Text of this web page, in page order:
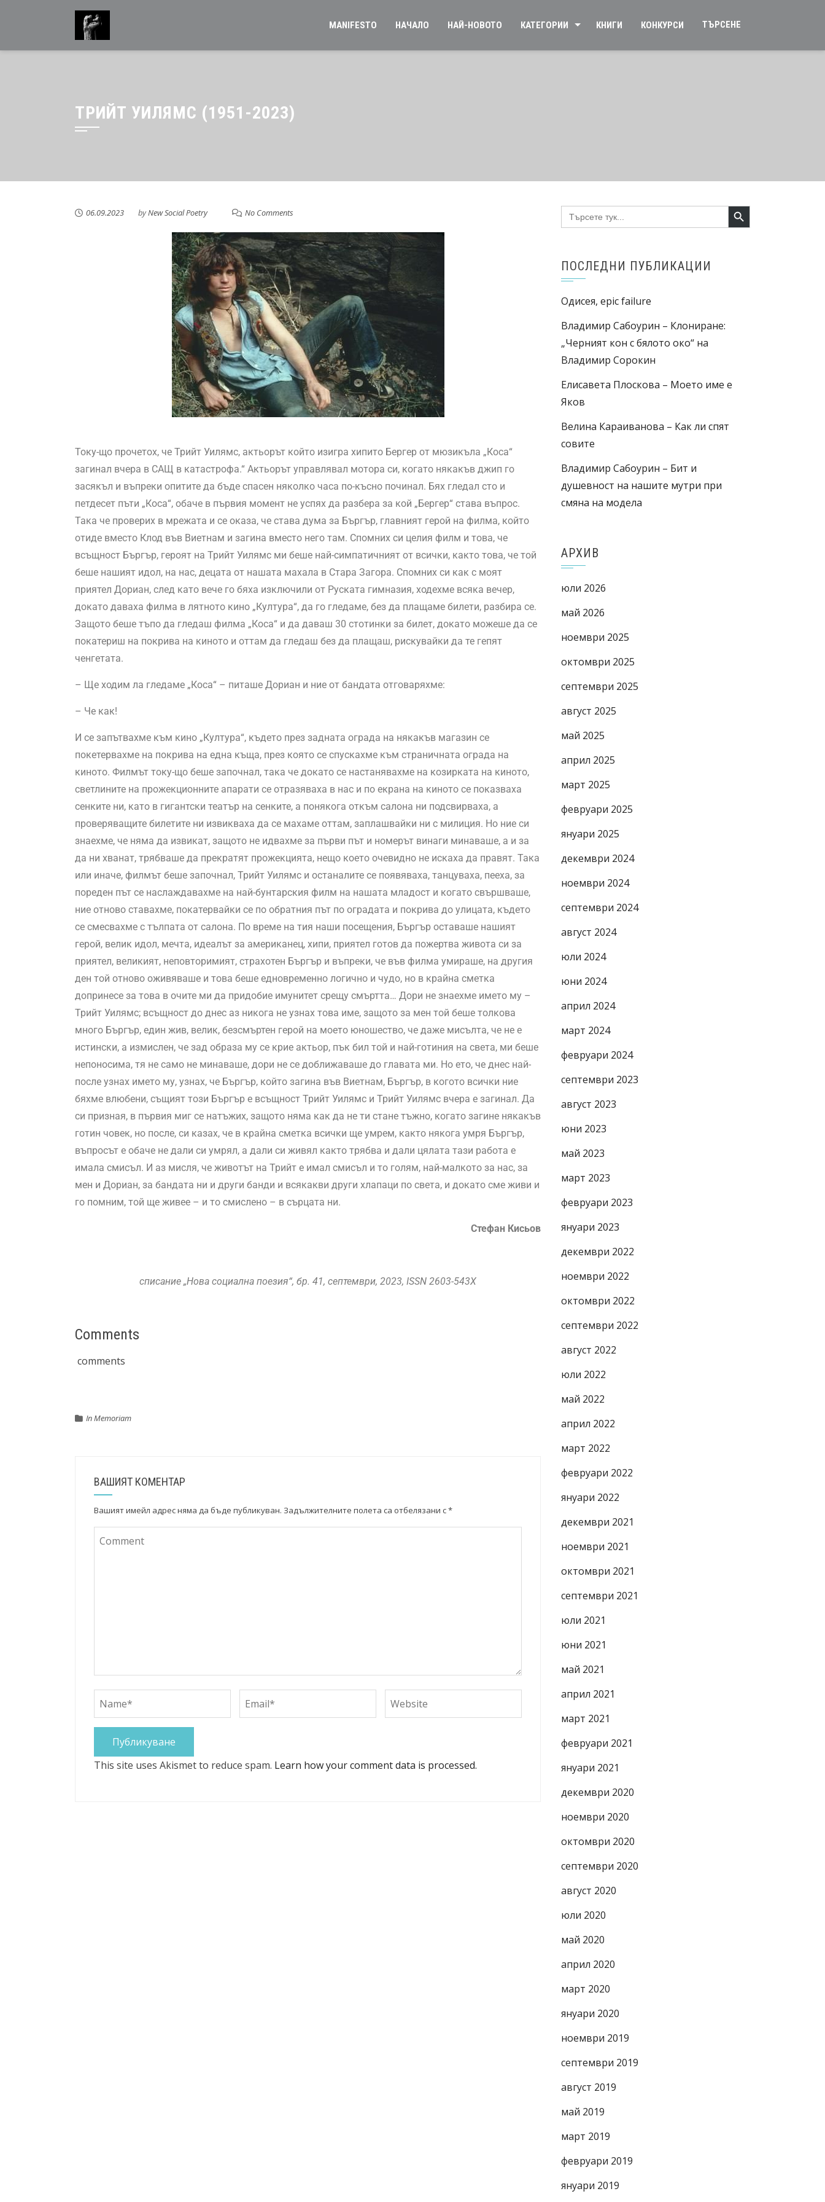
MANIFESTO НАЧАЛО НАЙ-НОВОТО КАТЕГОРИИ КНИГИ КОНКУРСИ ТЪРСЕНЕ
ТРИЙТ УИЛЯМС (1951-2023)
06.09.2023 byNew Social Poetry No Comments
Току-що прочетох, че Трийт Уилямс, актьорът който изигра хипито Бергер от мюзикъла „Коса“
загинал вчера в САЩ в катастрофа.“ Актьорът управлявал мотора си, когато някакъв джип го
засякъл и въпреки опитите да бъде спасен няколко часа по-късно починал. Бях гледал сто и
петдесет пъти „Коса“, обаче в първия момент не успях да разбера за кой „Бергер“ става въпрос.
Така че проверих в мрежата и се оказа, че става дума за Бъргър, главният герой на филма, който
отиде вместо Клод във Виетнам и загина вместо него там. Спомних си целия филм и това, че
всъщност Бъргър, героят на Трийт Уилямс ми беше най-симпатичният от всички, както това, че той
беше нашият идол, на нас, децата от нашата махала в Стара Загора. Спомних си как с моят
приятел Дориан, след като вече го бяха изключили от Руската гимназия, ходехме всяка вечер,
докато даваха филма в лятното кино „Култура“, да го гледаме, без да плащаме билети, разбира се.
Защото беше тъпо да гледаш филма „Коса“ и да даваш 30 стотинки за билет, докато можеше да се
покатериш на покрива на киното и оттам да гледаш без да плащаш, рискувайки да те гепят
ченгетата.
– Ще ходим ла гледаме „Коса“ – питаше Дориан и ние от бандата отговаряхме:
– Че как!
И се запътвахме към кино „Култура“, където през задната ограда на някакъв магазин се
покетервахме на покрива на една къща, през която се спускахме към страничната ограда на
киното. Филмът току-що беше започнал, така че докато се настанявахме на козирката на киното,
светлините на прожекционните апарати се отразяваха в нас и по екрана на киното се показваха
сенките ни, като в гигантски театър на сенките, а понякога откъм салона ни подсвирваха, а
проверяващите билетите ни извикваха да се махаме оттам, заплашвайки ни с милиция. Но ние си
знаехме, че няма да извикат, защото не идвахме за първи път и номерът винаги минаваше, а и за
да ни хванат, трябваше да прекратят прожекцията, нещо което очевидно не искаха да правят. Така
или иначе, филмът беше започнал, Трийт Уилямс и останалите се появяваха, танцуваха, пееха, за
пореден път се наслаждавахме на най-бунтарския филм на нашата младост и когато свършваше,
ние отново ставахме, покатервайки се по обратния път по оградата и покрива до улицата, където
се смесвахме с тълпата от салона. По време на тия наши посещения, Бъргър оставаше нашият
герой, велик идол, мечта, идеалът за американец, хипи, приятел готов да пожертва живота си за
приятел, великият, неповторимият, страхотен Бъргър и въпреки, че във филма умираше, на другия
ден той отново оживяваше и това беше едновременно логично и чудо, но в крайна сметка
допринесе за това в очите ми да придобие имунитет срещу смъртта… Дори не знаехме името му –
Трийт Уилямс; всъщност до днес аз никога не узнах това име, защото за мен той беше толкова
много Бъргър, един жив, велик, безсмъртен герой на моето юношество, че даже мисълта, че не е
истински, а измислен, че зад образа му се крие актьор, пък бил той и най-готиния на света, ми беше
непоносима, тя не само не минаваше, дори не се доближаваше до главата ми. Но ето, че днес най-
после узнах името му, узнах, че Бъргър, който загина във Виетнам, Бъргър, в когото всички ние
бяхме влюбени, същият този Бъргър е всъщност Трийт Уилямс и Трийт Уилямс вчера е загинал. Да
си призная, в първия миг се натъжих, защото няма как да не ти стане тъжно, когато загине някакъв
готин човек, но после, си казах, че в крайна сметка всички ще умрем, както някога умря Бъргър,
въпросът е обаче не дали си умрял, а дали си живял както трябва и дали цялата тази работа е
имала смисъл. И аз мисля, че животът на Трийт е имал смисъл и то голям, най-малкото за нас, за
мен и Дориан, за бандата ни и други банди и всякакви други хлапаци по света, и докато сме живи и
го помним, той ще живее – и то смислено – в сърцата ни.
Стефан Кисьов
списание „Нова социална поезия“, бр. 41, септември, 2023, ISSN 2603-543X
Comments
comments
In Memoriam
ВАШИЯТ КОМЕНТАР
Вашият имейл адрес няма да бъде публикуван. Задължителните полета са отбелязани с*
This site uses Akismet to reduce spam. Learn how your comment data is processed.
Search
for:
Search Button
ПОСЛЕДНИ ПУБЛИКАЦИИ
Одисея, epic failure
Владимир Сабоурин – Клониране:
„Черният кон с бялото око“ на
Владимир Сорокин
Елисавета Плоскова – Моето име е
Яков
Велина Караиванова – Как ли спят
совите
Владимир Сабоурин – Бит и
душевност на нашите мутри при
смяна на модела
АРХИВ
юли 2026
май 2026
ноември 2025
октомври 2025
септември 2025
август 2025
май 2025
април 2025
март 2025
февруари 2025
януари 2025
декември 2024
ноември 2024
септември 2024
август 2024
юли 2024
юни 2024
април 2024
март 2024
февруари 2024
септември 2023
август 2023
юни 2023
май 2023
март 2023
февруари 2023
януари 2023
декември 2022
ноември 2022
октомври 2022
септември 2022
август 2022
юли 2022
май 2022
април 2022
март 2022
февруари 2022
януари 2022
декември 2021
ноември 2021
октомври 2021
септември 2021
юли 2021
юни 2021
май 2021
април 2021
март 2021
февруари 2021
януари 2021
декември 2020
ноември 2020
октомври 2020
септември 2020
август 2020
юли 2020
май 2020
април 2020
март 2020
януари 2020
ноември 2019
септември 2019
август 2019
май 2019
март 2019
февруари 2019
януари 2019